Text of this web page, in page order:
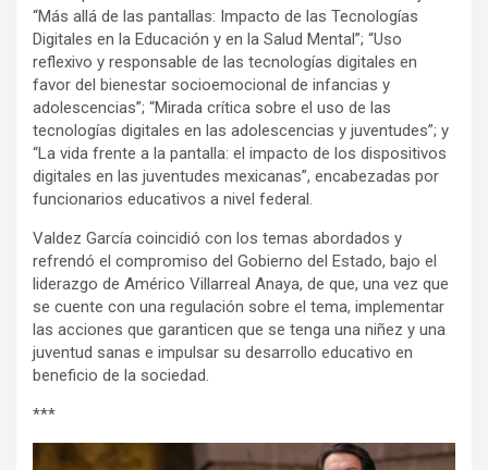
“Más allá de las pantallas: Impacto de las Tecnologías
Digitales en la Educación y en la Salud Mental”; “Uso
reflexivo y responsable de las tecnologías digitales en
favor del bienestar socioemocional de infancias y
adolescencias”; “Mirada crítica sobre el uso de las
tecnologías digitales en las adolescencias y juventudes”; y
“La vida frente a la pantalla: el impacto de los dispositivos
digitales en las juventudes mexicanas”, encabezadas por
funcionarios educativos a nivel federal.
Valdez García coincidió con los temas abordados y
refrendó el compromiso del Gobierno del Estado, bajo el
liderazgo de Américo Villarreal Anaya, de que, una vez que
se cuente con una regulación sobre el tema, implementar
las acciones que garanticen que se tenga una niñez y una
juventud sanas e impulsar su desarrollo educativo en
beneficio de la sociedad.
***